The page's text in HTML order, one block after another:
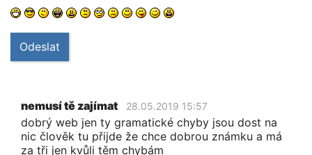
Odeslat
nemusí tě zajímat 28.05.2019 15:57
dobrý web jen ty gramatické chyby jsou dost na
nic člověk tu přijde že chce dobrou známku a má
za tři jen kvůli těm chybám